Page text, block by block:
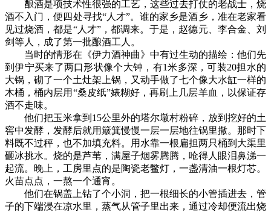
酿酒是项技术性很强的工艺，这些过去打仗的老战士，烧
酒不入门，便四处寻找“人才”。谁的家乡是酒乡，准在老家看
见过烧酒，都是“人才”，都调来。于是，赵德元、李合金、刘
剑等人，成了第一批酿酒工人。
当时的情形在《伊力酒神曲》中有过生动的描绘：他们先
到伊宁买来了两口形状像个大钟，有1米多深，可装20担水的
大锅，砌了一个土灶架上锅，又动手做了七个像大水缸一样的
木桶，桶内层用“桑皮纸”婊糊好，再刷上几层羊血，以保证存
酒不走味。
他们把玉米拿到15公里外的塔尔墩村粉碎，放到挖好的土
窖中发酵，发酵后就用簸箕慢慢一层一层地往锅里撒。那时下
料既不过秤，也不加填充料。用水靠一根扁担两只桶到大渠里
砸冰挑水。烧的是芦苇，满屋子烟雾腾腾，呛得人眼泪鼻涕一
起流。晚上，工房里点的是陶瓷老鳖灯，一盏清油一根灯芯。
火苗点点，一熬一个通宵。
他们在锅盖上钻了个小洞，把一根细长的小管插进去，管
子的下端浸在凉水里，蒸气从管子里出来，通过冷却便流出烧